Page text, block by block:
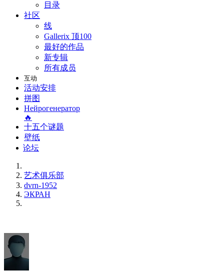
目录
社区
线
Gallerix 顶100
最好的作品
新专辑
所有成员
互动
活动安排
拼图
Нейрогенератор
🔥
十五个谜题
壁纸
论坛
艺术俱乐部
dvrn-1952
ЭКРАН